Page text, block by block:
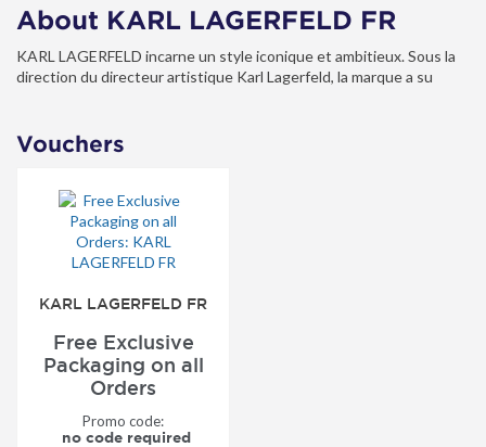
About KARL LAGERFELD FR
KARL LAGERFELD incarne un style iconique et ambitieux. Sous la
direction du directeur artistique Karl Lagerfeld, la marque a su
Vouchers
KARL LAGERFELD FR
Free Exclusive
Packaging on all
Orders
Promo code:
no code required